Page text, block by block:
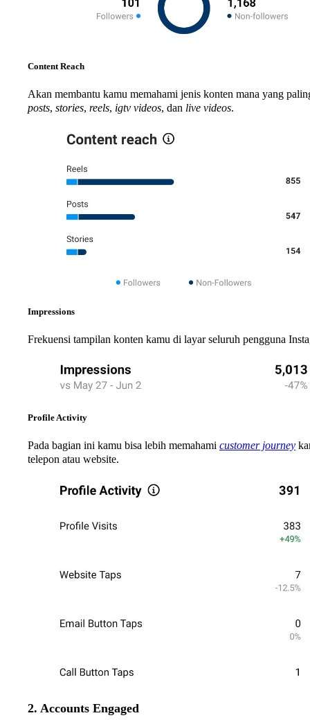
Content Reach
Akan membantu kamu memahami jenis konten mana yang
posts, stories, reels, igtv videos, dan live videos.
Impressions
Frekuensi tampilan konten kamu di layar seluruh pengguna
Profile Activity
Pada bagian ini kamu bisa lebih memahami customer journey
telepon atau website.
2. Accounts Engaged